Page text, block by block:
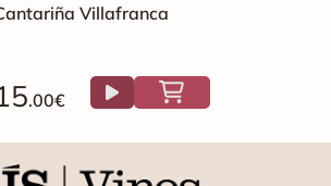
Villafranca
.00€